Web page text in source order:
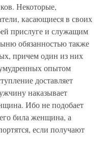
Некоторые,
касающиеся в своих
прислуге и служащим
обязанностью также
причем один из них
опытом
доставляет
наказывает
Ибо не подобает
била женщина, а
если получают